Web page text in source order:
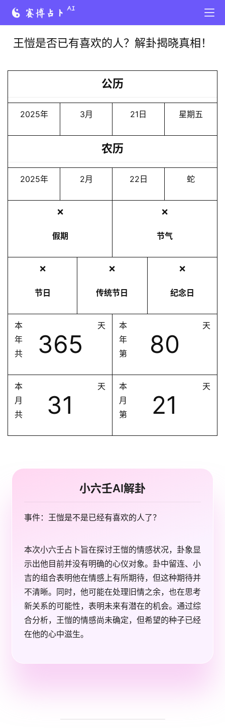
王愷是否已有喜欢的人？解卦揭晓真相！
公历
2025年 3月 21日 星期五
农历
2025年 2月 22日 蛇
❌
假期
❌
节气
❌
节日
❌
传统节日
❌
纪念日
本
年
共
365
天
本
年
第
80
天
本
月
共
31
天
本
月
第
21
天
小六壬AI解卦
事件：王愷是不是已经有喜欢的人了？
本次小六壬占卜旨在探讨王愷的情感状况，卦象显
示出他目前并没有明确的心仪对象。卦中留连、小
吉的组合表明他在情感上有所期待，但这种期待并
不清晰。同时，他可能在处理旧情之余，也在思考
新关系的可能性，表明未来有潜在的机会。通过综
合分析，王愷的情感尚未确定，但希望的种子已经
在他的心中滋生。